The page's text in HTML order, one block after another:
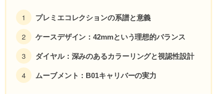
プレミエコレクションの系譜と意義
ケースデザイン：42mmという理想的バランス
ダイヤル：深みのあるカラーリングと視認性設計
ムーブメント：B01キャリバーの実力